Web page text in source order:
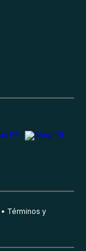
Términos y